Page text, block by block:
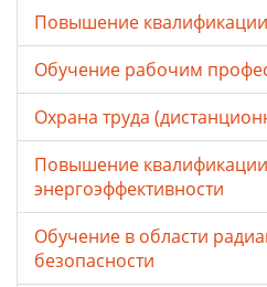
Повышение
Обучение рабочим
Охрана труда
Повышение квалификации
энергоэффективности
Обучение в области
безопасности